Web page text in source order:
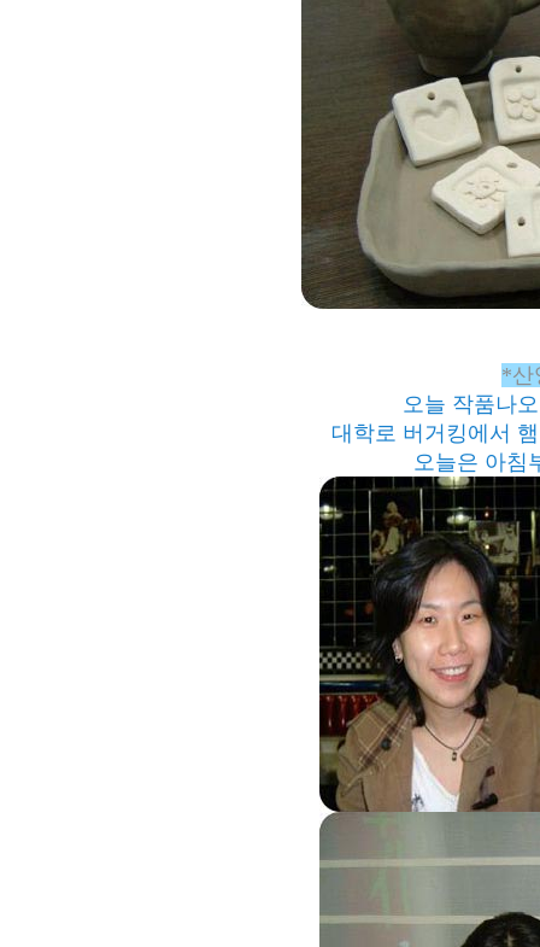
*산
오늘 작품나
대학로 버거킹에서
오늘은 아침